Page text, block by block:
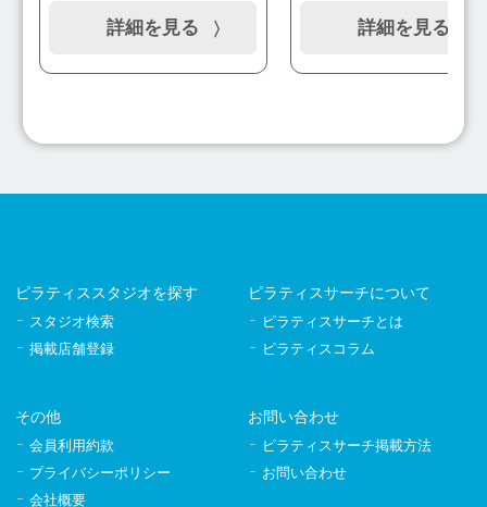
詳細を見る 詳細を見る
ピラティススタジオを探す
スタジオ検索
掲載店舗登録
ピラティスサーチについて
ピラティスサーチとは
ピラティスコラム
その他
会員利用約款
プライバシーポリシー
会社概要
お問い合わせ
ピラティスサーチ掲載方法
お問い合わせ